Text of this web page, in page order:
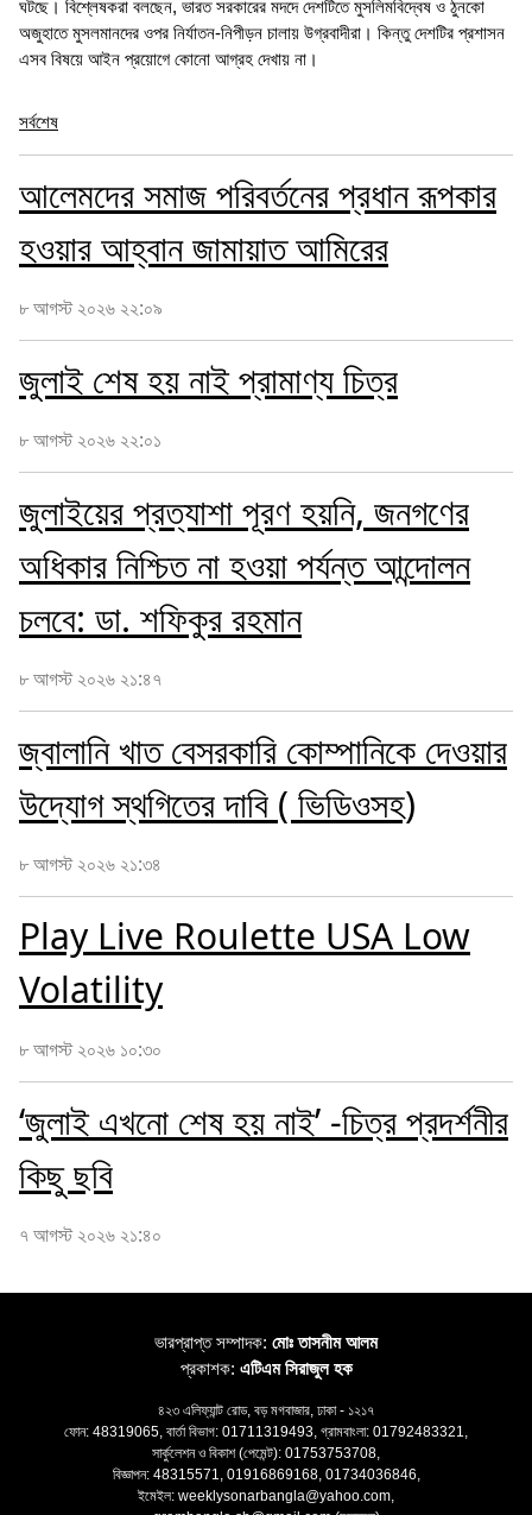
ঘটছে। বিশ্লেষকরা বলছেন, ভারত সরকারের মদদে দেশটিতে মুসলিমবিদ্বেষ ও ঠুনকো
অজুহাতে মুসলমানদের ওপর নির্যাতন-নিপীড়ন চালায় উগ্রবাদীরা। কিন্তু দেশটির প্রশাসন
এসব বিষয়ে আইন প্রয়োগে কোনো আগ্রহ দেখায় না।
সর্বশেষ
আলেমদের সমাজ পরিবর্তনের প্রধান রূপকার
হওয়ার আহ্বান জামায়াত আমিরের
৮ আগস্ট ২০২৬ ২২:০৯
জুলাই শেষ হয় নাই প্রামাণ্য চিত্র
৮ আগস্ট ২০২৬ ২২:০১
জুলাইয়ের প্রত্যাশা পূরণ হয়নি, জনগণের
অধিকার নিশ্চিত না হওয়া পর্যন্ত আন্দোলন
চলবে: ডা. শফিকুর রহমান
৮ আগস্ট ২০২৬ ২১:৪৭
জ্বালানি খাত বেসরকারি কোম্পানিকে দেওয়ার
উদ্যোগ স্থগিতের দাবি ( ভিডিওসহ)
৮ আগস্ট ২০২৬ ২১:৩৪
Play Live Roulette USA Low
Volatility
৮ আগস্ট ২০২৬ ১০:৩০
‘জুলাই এখনো শেষ হয় নাই’ -চিত্র প্রদর্শনীর
কিছু ছবি
৭ আগস্ট ২০২৬ ২১:৪০
ভারপ্রাপ্ত সম্পাদক: মোঃ তাসনীম আলম
প্রকাশক: এটিএম সিরাজুল হক
৪২৩ এলিফ্যান্ট রোড, বড় মগবাজার, ঢাকা - ১২১৭
ফোন: 48319065, বার্তা বিভাগ: 01711319493, গ্রামবাংলা: 01792483321,
সার্কুলেশন ও বিকাশ (পেমেন্ট): 01753753708,
বিজ্ঞাপন: 48315571, 01916869168, 01734036846,
ইমেইল: weeklysonarbangla@yahoo.com,